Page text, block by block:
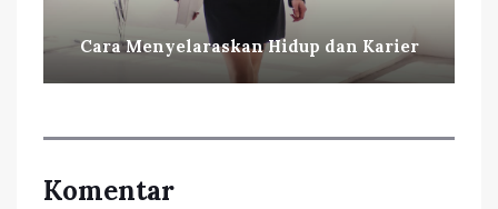
Cara Menyelaraskan Hidup dan Karier
Komentar